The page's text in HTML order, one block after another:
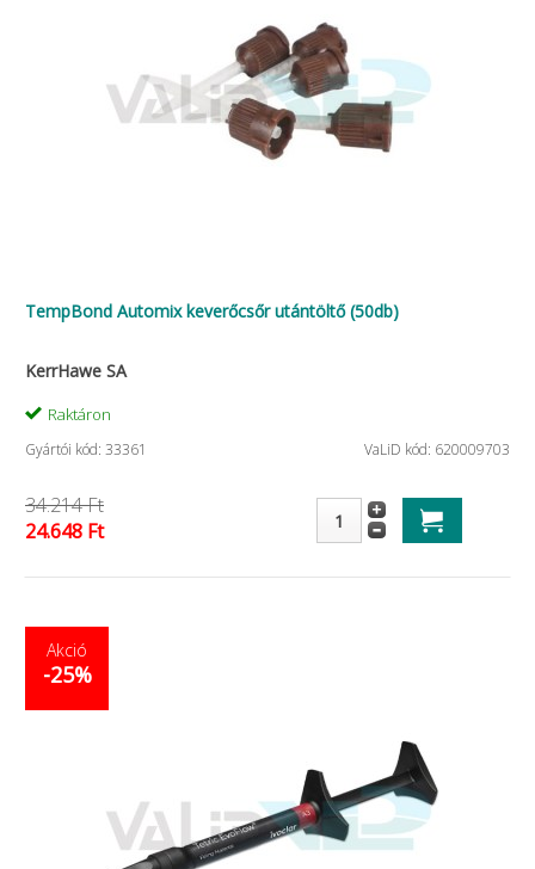
TempBond Automix keverőcsőr utántöltő (50db)
KerrHawe SA
Raktáron
Gyártói kód: 33361 VaLiD kód: 620009703
34.214 Ft
24.648 Ft
Akció
-25%